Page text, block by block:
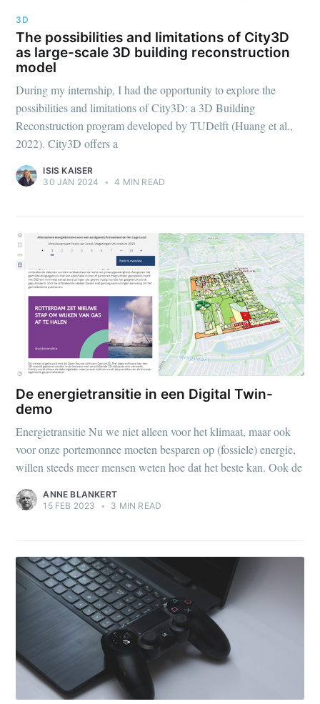
3D
The possibilities and limitations of City3D
as large-scale 3D building reconstruction
model
During my internship, I had the opportunity to explore the
possibilities and limitations of City3D: a 3D Building
Reconstruction program developed by TUDelft (Huang et al.,
2022). City3D offers a
ISIS KAISER
30 JAN 2024
• 4 MIN READ
De energietransitie in een Digital Twin-
demo
Energietransitie Nu we niet alleen voor het klimaat, maar ook
voor onze portemonnee moeten besparen op (fossiele) energie,
willen steeds meer mensen weten hoe dat het beste kan. Ook de
ANNE BLANKERT
15 FEB 2023
• 3 MIN READ